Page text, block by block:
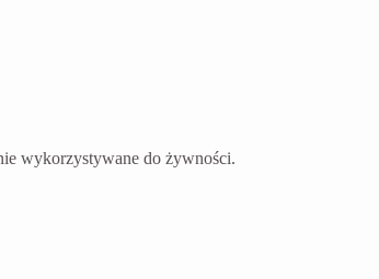
wykorzystywane do żywności.